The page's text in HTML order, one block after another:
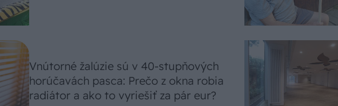
Vnútorné žalúzie sú v 40-stupňových
horúčavách pasca: Prečo z okna robia
radiátor a ako to vyriešiť za pár eur?